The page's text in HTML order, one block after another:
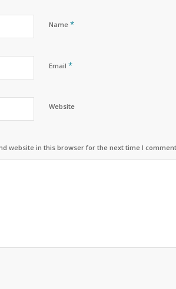
Name*
Email*
Website
website in this browser for the next time I comment.